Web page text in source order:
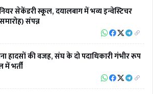
सेकेंडरी स्कूल, दयालबाग में भव्य इन्वेस्टिचर
संपन्न
हादसों की वजह, संघ के दो पदाधिकारी गंभीर रूप
भर्ती